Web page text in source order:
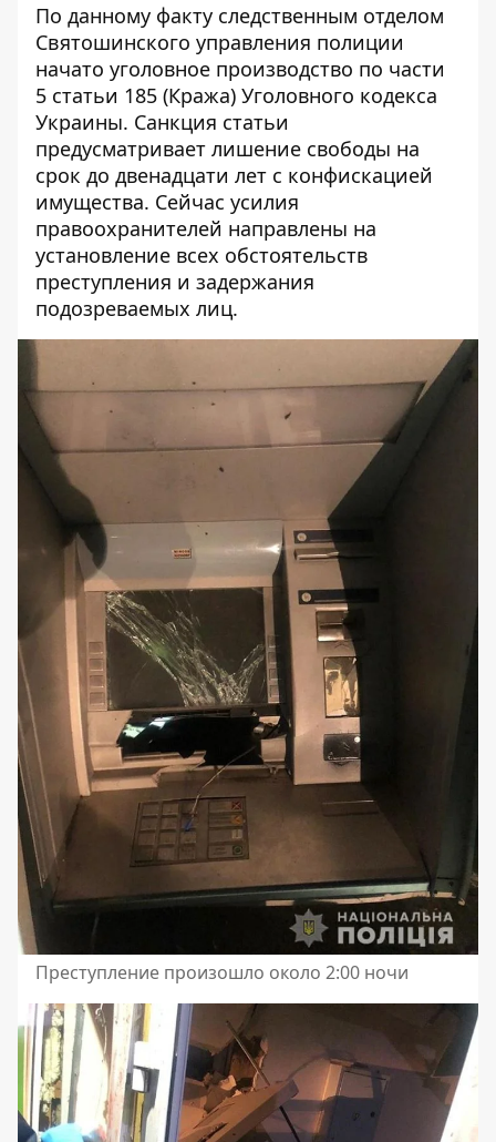
По данному факту следственным отделом
Святошинского управления полиции
начато уголовное производство по части
5 статьи 185 (Кража) Уголовного кодекса
Украины. Санкция статьи
предусматривает лишение свободы на
срок до двенадцати лет с конфискацией
имущества. Сейчас усилия
правоохранителей направлены на
установление всех обстоятельств
преступления и задержания
подозреваемых лиц.
Преступление произошло около 2:00 ночи